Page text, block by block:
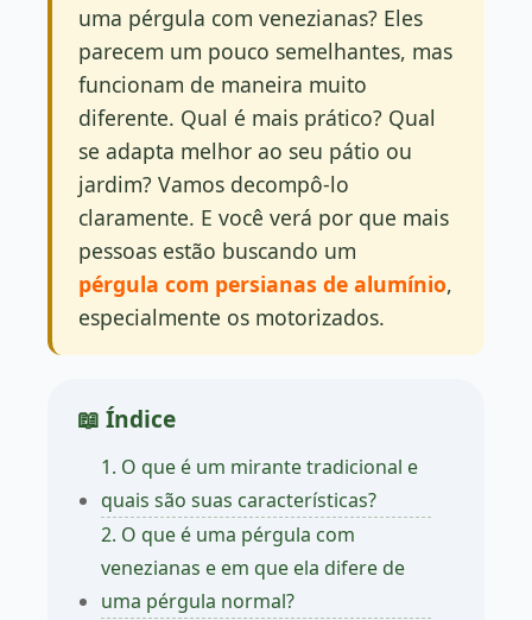
uma pérgula com venezianas? Eles
parecem um pouco semelhantes, mas
funcionam de maneira muito
diferente. Qual é mais prático? Qual
se adapta melhor ao seu pátio ou
jardim? Vamos decompô-lo
claramente. E você verá por que mais
pessoas estão buscando um
pérgula com persianas de alumínio,
especialmente os motorizados.
📖 Índice
1. O que é um mirante tradicional e
quais são suas características?
2. O que é uma pérgula com
venezianas e em que ela difere de
uma pérgula normal?